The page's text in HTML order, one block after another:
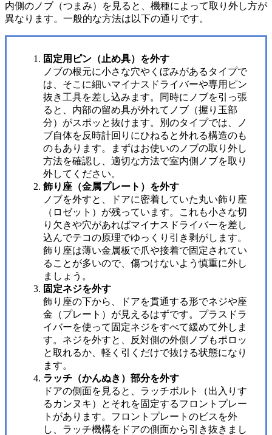
内側のノブ（つまみ）を見ると、機種によって取り外し方が
異なります。一般的な方法は以下の通りです。
固定用ピン（止め具）を外す
ノブの根元に小さな穴やくぼみがあるタイプで
は、そこに細いマイナスドライバーや専用ピン
抜き工具を差し込みます。同時にノブを引っ張
ると、内部の留め具が外れてノブ（握り玉部
分）がスポッと抜けます。別のタイプでは、ノ
ブ自体を反時計回りにひねると外れる構造のも
のもあります。まずはお使いのノブの取り外し
方法を確認し、適切な方法で室内側ノブを取り
外してください。
飾り座（金属プレート）を外す
ノブを外すと、ドアに密着していた丸い飾り座
（ロゼット）が残っています。これも小さな切
り欠きや穴があればマイナスドライバーを差し
込んでテコの原理でゆっくり引き剥がします。
飾り座は薄い金属板で爪や接着で固定されてい
ることが多いので、傷つけないよう慎重に外し
ましょう。
固定ネジを外す
飾り座の下から、ドアを貫通する形でネジや座
金（プレート）が見えるはずです。プラスドラ
イバーを使って固定ネジをすべて緩めて外しま
す。ネジを外すと、反対側の外側ノブもポロッ
と取れるか、軽く引くだけで抜ける状態になり
ます。
ラッチ（かんぬき）部分を外す
ドアの側面を見ると、ラッチボルト（出入りす
るカンヌキ）とそれを固定するフロントプレー
トがあります。フロントプレートのビスを外
し、ラッチ機構をドアの側面から引き抜きまし